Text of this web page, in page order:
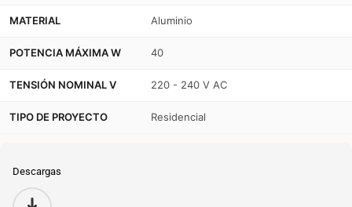
MATERIAL Aluminio
POTENCIA MÁXIMA W 40
TENSIÓN NOMINAL V 220 - 240 V AC
TIPO DE PROYECTO Residencial
Descargas